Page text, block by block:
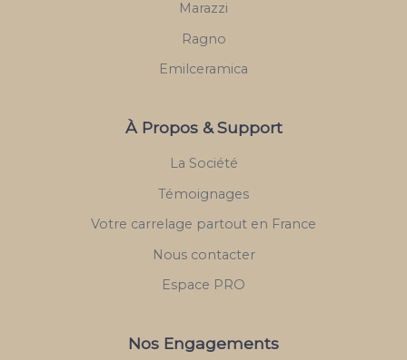
Marazzi
Ragno
Emilceramica
À Propos & Support
La Société
Témoignages
Votre carrelage partout en France
Nous contacter
Espace PRO
Nos Engagements